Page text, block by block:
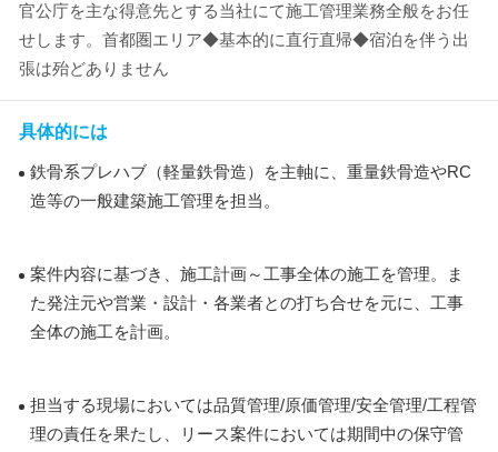
官公庁を主な得意先とする当社にて施工管理業務全般をお任
せします。首都圏エリア◆基本的に直行直帰◆宿泊を伴う出
張は殆どありません
具体的には
鉄骨系プレハブ（軽量鉄骨造）を主軸に、重量鉄骨造やRC
造等の一般建築施工管理を担当。
案件内容に基づき、施工計画～工事全体の施工を管理。ま
た発注元や営業・設計・各業者との打ち合せを元に、工事
全体の施工を計画。
担当する現場においては品質管理/原価管理/安全管理/工程管
理の責任を果たし、リース案件においては期間中の保守管